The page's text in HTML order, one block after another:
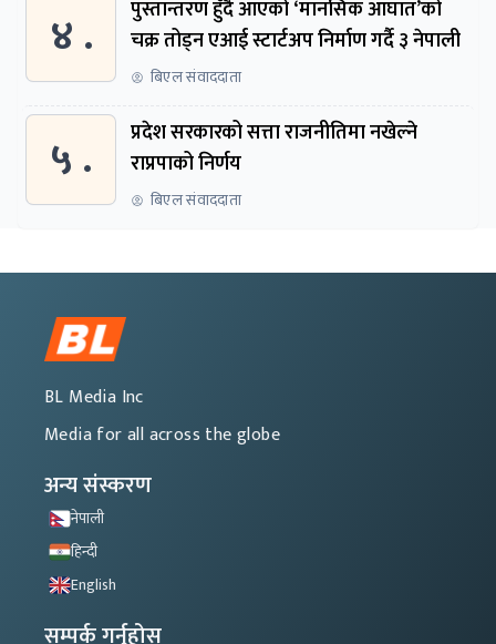
४ .
पुस्तान्तरण हुँदै आएको ‘मानसिक आघात’को
चक्र तोड्न एआई स्टार्टअप निर्माण गर्दै ३ नेपाली
बिएल संवाददाता
५ .
प्रदेश सरकारको सत्ता राजनीतिमा नखेल्ने
राप्रपाको निर्णय
बिएल संवाददाता
BL Media Inc
Media for all across the globe
अन्य संस्करण
नेपाली
हिन्दी
English
सम्पर्क गर्नुहोस्